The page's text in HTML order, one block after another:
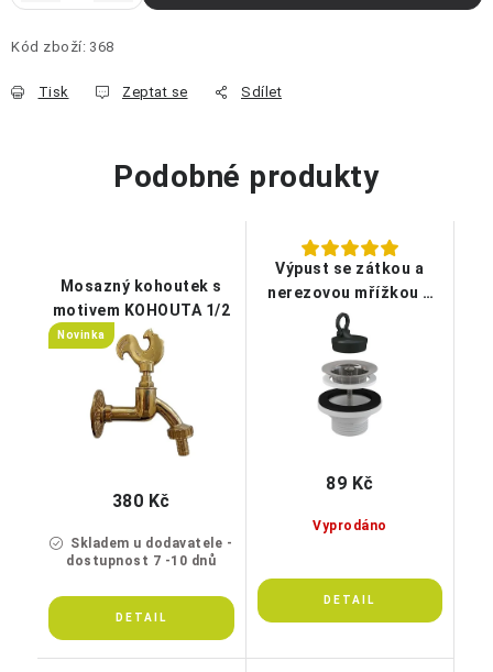
Kód zboží: 368
Tisk Zeptat se Sdílet
Podobné produkty
Mosazný kohoutek s
motivem KOHOUTA 1/2
Novinka
Skladem u dodavatele -
dostupnost 7 -10 dnů
380 Kč
Výpust se zátkou a
nerezovou mřížkou k
umyvadlům
Vyprodáno
89 Kč